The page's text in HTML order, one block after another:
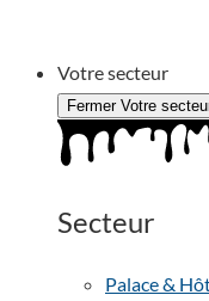
Votre secteur
Fermer Votre
Secteur
Palace &